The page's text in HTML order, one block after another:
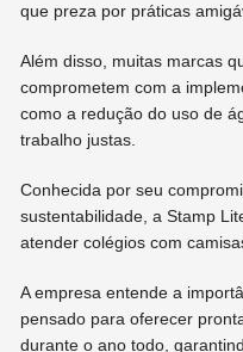
que preza por práticas
Além disso, muitas marcas
comprometem com a
como a redução do uso de
trabalho justas.
Conhecida por seu
sustentabilidade, a Stamp
atender colégios com
A empresa entende a
pensado para oferecer
durante o ano todo,